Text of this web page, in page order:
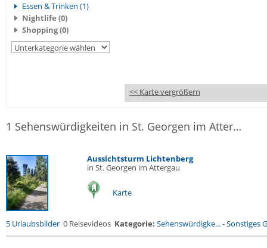
Essen & Trinken (1)
Nightlife (0)
Shopping (0)
<< Karte vergrößern
1 Sehenswürdigkeiten in St. Georgen im Attergau
Aussichtsturm Lichtenberg
in St. Georgen im Attergau
Karte
5 Urlaubsbilder 0 Reisevideos Kategorie: Sehenswürdigke...-Sonstiges